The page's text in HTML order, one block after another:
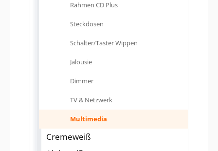
Rahmen CD Plus
Steckdosen
Schalter/Taster Wippen
Jalousie
Dimmer
TV & Netzwerk
Multimedia
Cremeweiß